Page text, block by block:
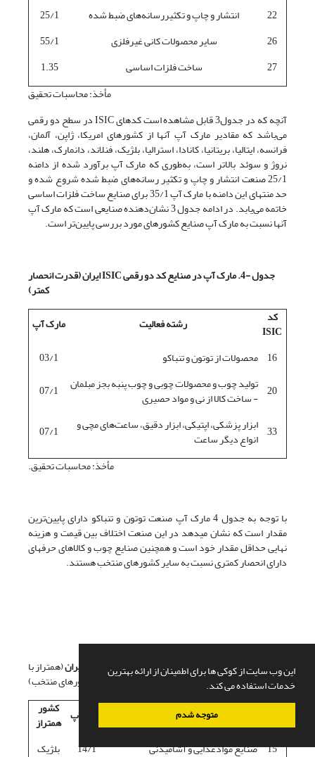
این وب سایت از کوکی ها برای اطمینان از ارائه بهترین
خدمات استفاده می کند.
متوجه شدم
22
انتشار و چاپ و تکثیررسانه‌های ضبط شده
25/1
26
سایر محصولات کانی غیرفلزی
55/1
27
ساخت فلزات اساسی
1.35
مأخذ: محاسبات تحقیق
آنچه که در جدول3 قابل مشاهده است کدهای ISIC در سطح دو رقمی
می‌باشد که مقادیر مارک آپ آنها از کشورهای امریکا، ژاپن، آلمان،
فرانسه، ایتالیا، بریتانیا، کانادا، استرالیا، بلژیک، فنلاند، دانمارک، هلند،
نروژ و سوئد بالاتر است، به‌طوری که مارک آپ برآورد شده از دامنه
25/1 صنعت انتشار و چاپ و تکثیر رسانه‌های ضبط شده شروع شده و
حد منتهای این دامنه با مارک آپ 35/1 برای صنایع ساخت فلزات اساسی
خاتمه می‌یابد. در ادامه جدول 3 نشان‌دهنده صنایعی است که مارک آپ
آنها نسبت به مارک آپ صنایع کشورهای مورد بررسی پایین‌تر است.
جدول -4. مارک آپ در صنایع کد دو رقمی ISICایران(قدرت انحصار
کمتر)
کد
ISIC رشته فعالیت
مارک آپ
16 محصولات از توتون و تنباکو
03/1
20 تولید چوب و محصولات چوبی و چوب پنبه بجز مبلمان
- ساخت کالا از نی و مواد حصیری 07/1
33 ابزار پزشکی، اپتیکی، ابزار دقیق، ساعت‌های مچی و
انواع دیگر ساعت
07/1
مأخذ: محاسبات تحقیق.
با توجه به جدول 4 مارک آپ صنعت توتون و تنباکو دارای پایین‌ترین
مقدار است که نشان می­دهد در این صنعت اختلاف بین قیمت و هزینه
نهایی حداقل مقدار خود است و همچنین صنایع چوب و کالاهای حرفه­ای
دارای انحصار کمتری نسبت به سایر کشورهای منتخب هستند.
جدول- 5. مارک آپ در صنایع کد دو رقمی ایران(همتراز با
کشورهای منتخب)
کد
ISIC رشته فعالیت مارک آپ کشور
همتراز
15 صنایع موادغذایی و آشامیدنی 14/1 بلژیک